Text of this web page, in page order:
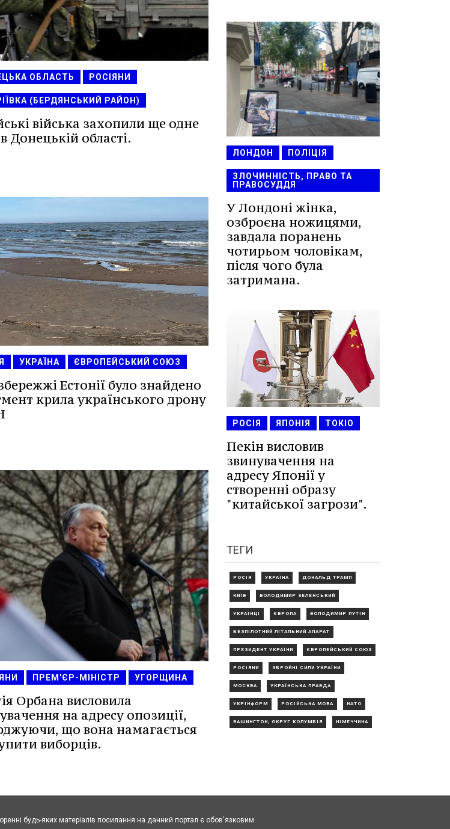
ОБЛАСТЬ РОСІЯНИ
(БЕРДЯНСЬКИЙ РАЙОН)
війська захопили ще одне
Донецькій області.
УКРАЇНА ЄВРОПЕЙСЬКИЙ СОЮЗ
Естонії було знайдено
крила українського дрону
ПРЕМ'ЄР-МІНІСТР УГОРЩИНА
Орбана висловила
на адресу опозиції,
що вона намагається
виборців.
ЛОНДОН ПОЛІЦІЯ
ЗЛОЧИННІСТЬ, ПРАВО ТА
ПРАВОСУДДЯ
У Лондоні жінка,
озброєна ножицями,
завдала поранень
чотирьом чоловікам,
після чого була
затримана.
РОСІЯ ЯПОНІЯ ТОКІО
Пекін висловив
звинувачення на
адресу Японії у
створенні образу
"китайської загрози".
ТЕГИ
РОСІЯ УКРАЇНА ДОНАЛЬД ТРАМП
КИЇВ ВОЛОДИМИР ЗЕЛЕНСЬКИЙ
УКРАЇНЦІ ЄВРОПА ВОЛОДИМИР ПУТІН
БЕЗПІЛОТНИЙ ЛІТАЛЬНИЙ АПАРАТ
ПРЕЗИДЕНТ УКРАЇНИ ЄВРОПЕЙСЬКИЙ СОЮЗ
РОСІЯНИ ЗБРОЙНІ СИЛИ УКРАЇНИ
МОСКВА УКРАЇНСЬКА ПРАВДА
УКРІНФОРМ РОСІЙСЬКА МОВА НАТО
ВАШИНГТОН, ОКРУГ КОЛУМБІЯ НІМЕЧЧИНА
будь-яких матеріалів посилання на данний портал є обов'язковим.